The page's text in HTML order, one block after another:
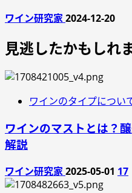
ワイン研究家2024-12-20
見逃したかもしれ
ワインのタイプについ
ワインのマストとは？
解説
ワイン研究家2025-05-01 17